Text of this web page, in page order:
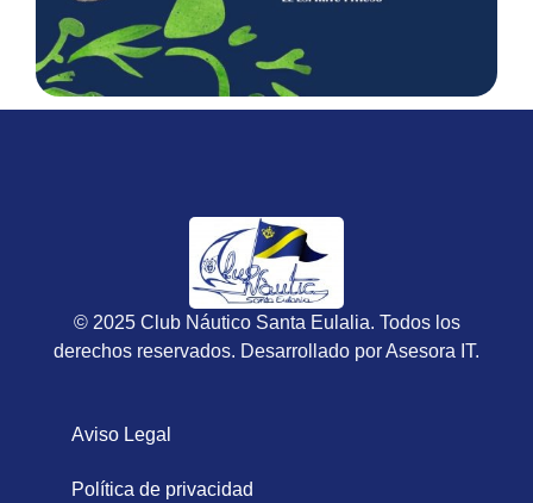
© 2025 Club Náutico Santa Eulalia. Todos los
derechos reservados. Desarrollado porAsesora IT.
Aviso Legal
Política de privacidad